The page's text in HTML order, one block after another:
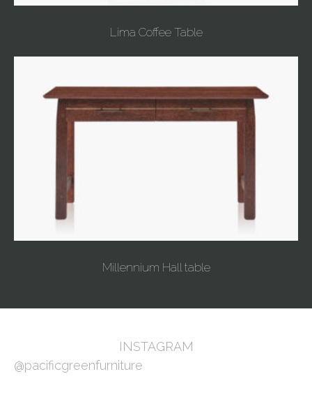
Lima Coffee Table
Millennium Hall table
INSTAGRAM
@pacificgreenfurniture